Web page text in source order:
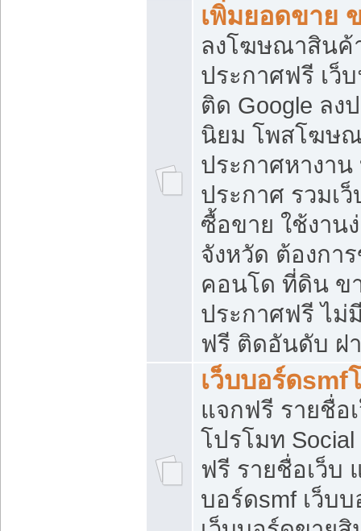
เพิ่มยอดขาย
ลงโฆษณาสิน
ประกาศฟรี เว็
ติด Google ลง
นิยม โพสโฆษ
ประกาศหางาน
ประกาศ รวมเ
ซื้อขาย ใช้งาน
จังหวัด ต้องกา
คอนโด ที่ดิน ข
ประกาศฟรี ไม่
ฟรี ติดอันดับ ฝ
เว็บบอร์ดsmf
แจกฟรี รายชื่อ
โปรโมท
ฟรี รายชื่อเว็บ
บอร์ดsmf เว็บ